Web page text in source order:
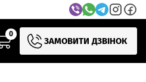
0
ЗАМОВИТИ ДЗВІНОК